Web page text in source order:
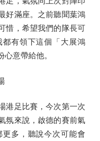
好滿座。之前聽聞葉鴻
惜，希望我們的隊長可
有領下這個「大展鴻
意帶給他。
足比賽，今次第一次
氛來說，啟德的賽前氣
多，聽說今次可能會